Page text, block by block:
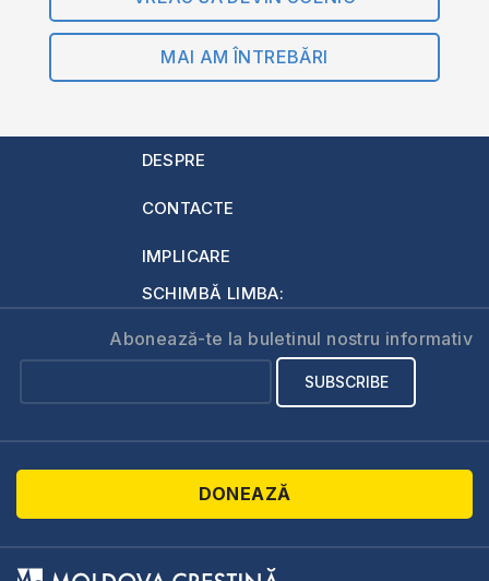
MAI AM ÎNTREBĂRI
DESPRE
CONTACTE
IMPLICARE
SCHIMBĂ LIMBA:
Abonează-te la buletinul nostru informativ
DONEAZĂ